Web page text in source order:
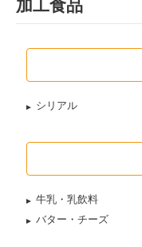
加工食品
シリアル
牛乳・乳飲料
バター・チーズ